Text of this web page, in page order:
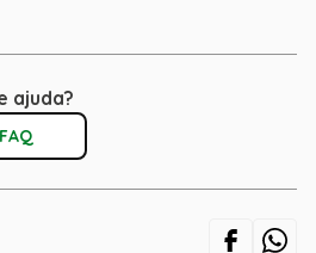
ajuda?
FAQ